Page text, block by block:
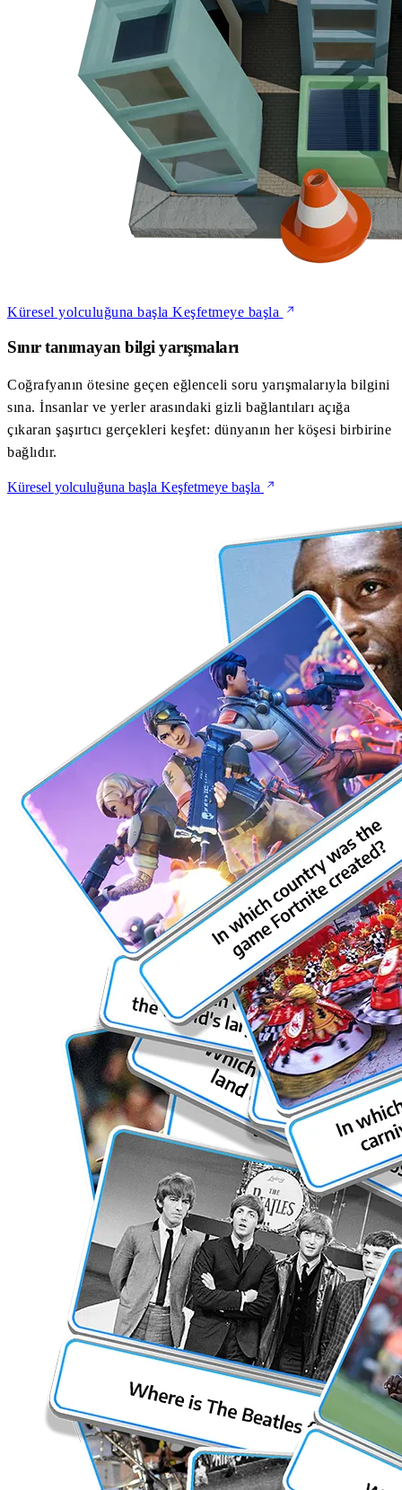
Küresel yolculuğuna başla Keşfetmeye başla
Sınır tanımayan bilgi yarışmaları
Coğrafyanın ötesine geçen eğlenceli soru yarışmalarıyla bilgini
sına. İnsanlar ve yerler arasındaki gizli bağlantıları açığa
çıkaran şaşırtıcı gerçekleri keşfet: dünyanın her köşesi birbirine
bağlıdır.
Küresel yolculuğuna başla Keşfetmeye başla